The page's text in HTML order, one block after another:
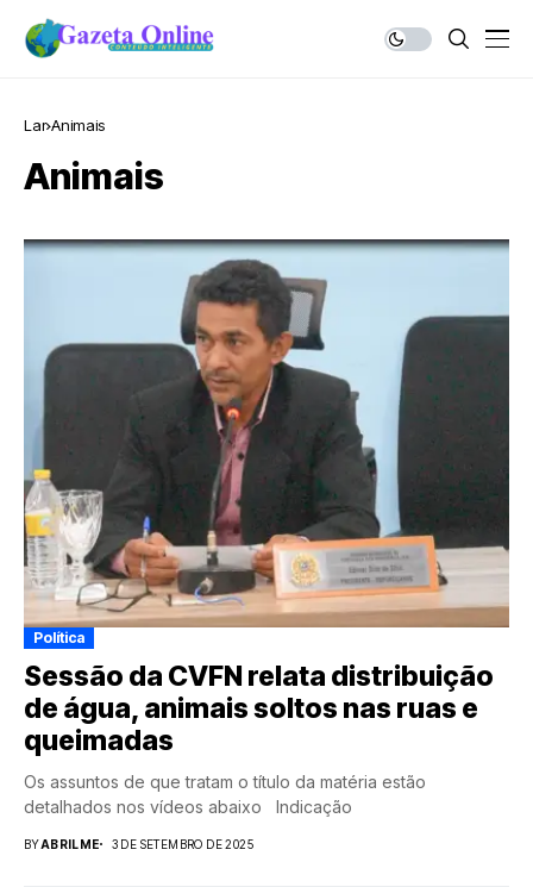
Lar Animais
Animais
Política
Sessão da CVFN relata distribuição
de água, animais soltos nas ruas e
queimadas
Os assuntos de que tratam o título da matéria estão
detalhados nos vídeos abaixo Indicação
BYABRILME 3 DE SETEMBRO DE 2025